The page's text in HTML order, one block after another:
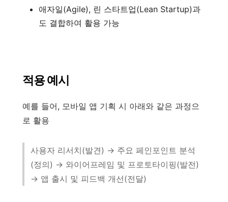
애자일(Agile), 린 스타트업(Lean Startup)과
도 결합하여 활용 가능
적용 예시
예를 들어, 모바일 앱 기획 시 아래와 같은 과정으
로 활용
사용자 리서치(발견) → 주요 페인포인트 분석
(정의) → 와이어프레임 및 프로토타이핑(발전)
→ 앱 출시 및 피드백 개선(전달)